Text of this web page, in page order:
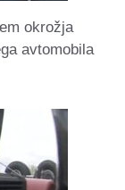
okrožja
avtomobila